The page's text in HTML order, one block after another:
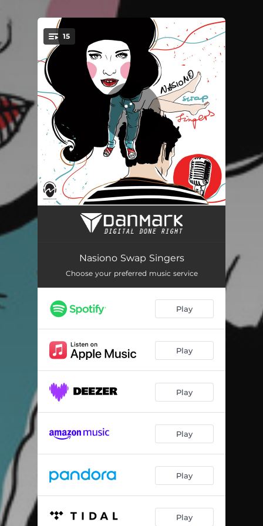
You're all set!
15
Dance to the End of Night
Guide to Go Go 03:44
Neurotic
Palm Tree 03:01
Rozbijam się na Atomy 06:54
Rodzina 03:44
King of Noise 07:21
Krótkie spojrzenie, Konkret, Stocznia 04:58
Women
Paralyzing 03:39
Strach
Nasiono Swap Singers
Choose your preferred music service
Play
Play
Play
Play
Play
Play